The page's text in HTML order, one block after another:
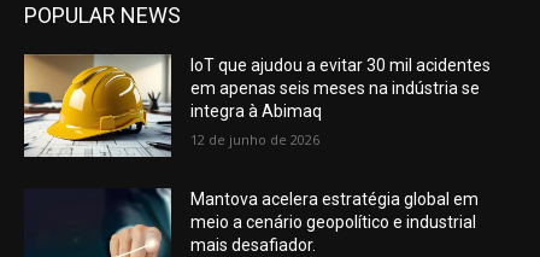
POPULAR NEWS
IoT que ajudou a evitar 30 mil acidentes
em apenas seis meses na indústria se
integra à Abimaq
12 de junho de 2026
Mantova acelera estratégia global em
meio a cenário geopolítico e industrial
mais desafiador.